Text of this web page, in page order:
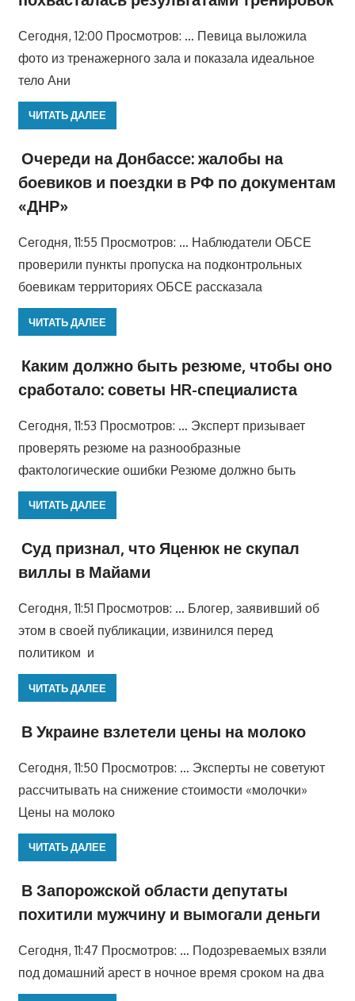
Сегодня, 12:00 Просмотров: … Певица выложила
фото из тренажерного зала и показала идеальное
тело Ани
ЧИТАТЬ ДАЛЕЕ
Очереди на Донбассе: жалобы на
боевиков и поездки в РФ по документам
«ДНР»
Сегодня, 11:55 Просмотров: … Наблюдатели ОБСЕ
проверили пункты пропуска на подконтрольных
боевикам территориях ОБСЕ рассказала
ЧИТАТЬ ДАЛЕЕ
Каким должно быть резюме, чтобы оно
сработало: советы HR-специалиста
Сегодня, 11:53 Просмотров: … Эксперт призывает
проверять резюме на разнообразные
фактологические ошибки Резюме должно быть
ЧИТАТЬ ДАЛЕЕ
Суд признал, что Яценюк не скупал
виллы в Майами
Сегодня, 11:51 Просмотров: … Блогер, заявивший об
этом в своей публикации, извинился перед
политиком и
ЧИТАТЬ ДАЛЕЕ
В Украине взлетели цены на молоко
Сегодня, 11:50 Просмотров: … Эксперты не советуют
рассчитывать на снижение стоимости «молочки»
Цены на молоко
ЧИТАТЬ ДАЛЕЕ
В Запорожской области депутаты
похитили мужчину и вымогали деньги
Сегодня, 11:47 Просмотров: … Подозреваемых взяли
под домашний арест в ночное время сроком на два